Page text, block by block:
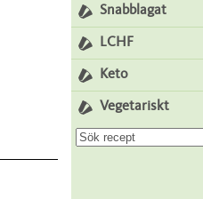
Snabblagat
LCHF
Keto
Vegetariskt